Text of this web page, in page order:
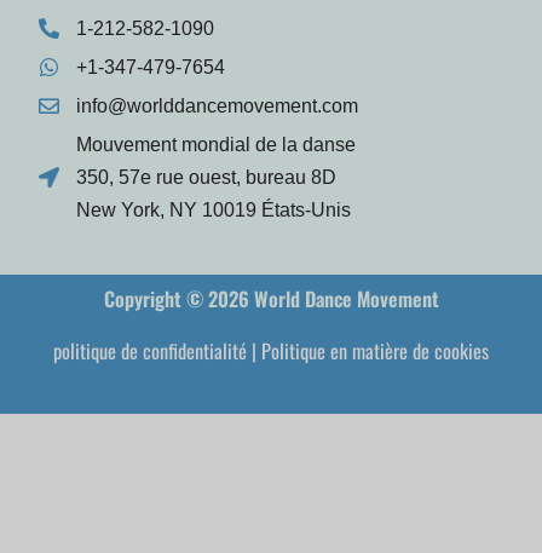
1-212-582-1090
+1-347-479-7654
info@worlddancemovement.com
Mouvement mondial de la danse
350, 57e rue ouest, bureau 8D
New York, NY 10019 États-Unis
Copyright © 2026 World Dance Movement
politique de confidentialité | Politique en matière de cookies